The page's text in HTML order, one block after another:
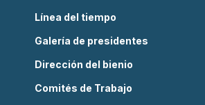
Línea del tiempo
Galería de presidentes
Dirección del bienio
Comités de Trabajo